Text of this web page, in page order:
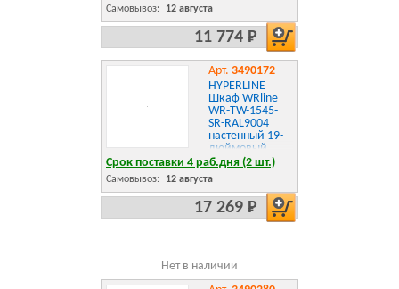
Самовывоз: 12 августа
11 774 Р
Арт. 3490172
HYPERLINE
Шкаф WRline
WR-TW-1545-
SR-RAL9004
настенный 19-
дюймовый
Срок поставки 4 раб.дня (2 шт.)
Самовывоз: 12 августа
17 269 Р
Нет в наличии